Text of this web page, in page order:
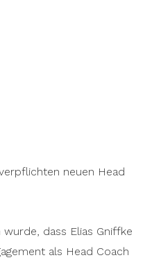
neuen Head
dass Elias Gniffke
als Head Coach